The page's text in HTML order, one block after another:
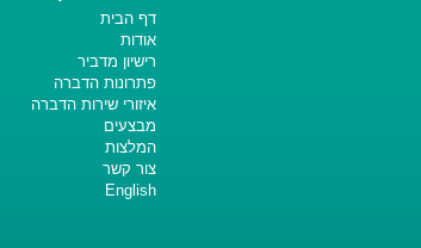
דף הבית
אודות
רישיון מדביר
פתרונות הדברה
איזורי שירות הדברה
מבצעים
המלצות
צור קשר
English